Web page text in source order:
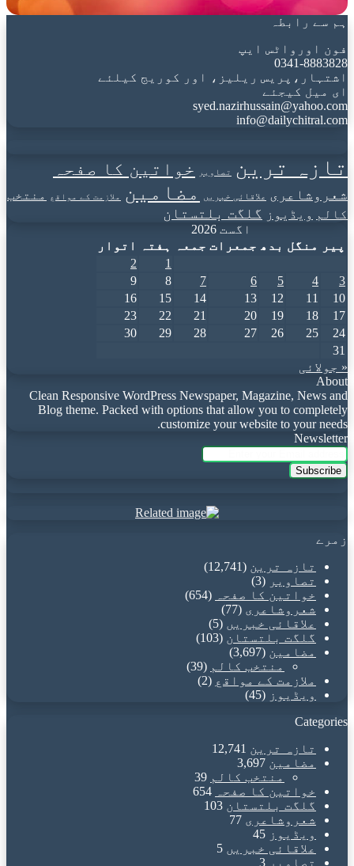
ہم سے رابطہ
فون اورواٹس ایپ
0341-8883828
اشتہار،پریس ریلیز، اور کوریج کیلئے
ای میل کیجئے
syed.nazirhussain@yahoo.com
info@dailychitral.com
تازہ ترین تصاویر خواتین کا صفحہ
شعروشاعری علاقائی خبریں مضامین ملازمت کے مواقع
منتخب
کالم ویڈیوز گلگت بلتستان
اگست 2026
پیر
منگل بدھ جمعرات جمعہ ہفتہ
اتوار
1
2
3
4
5
6
7
8
9
10
11
12
13
14
15
16
17
18
19
20
21
22
23
24
25
26
27
28
29
30
31
« جولائی
About
Clean Responsive WordPress Newspaper, Magazine, News and
Blog theme. Packed with options that allow you to completely
customize your website to your needs.
Newsletter
Enter
your
Email
زمرے
تازہ ترین (12,741)
تصاویر (3)
خواتین کا صفحہ
(654)
شعروشاعری (77)
علاقائی خبریں (5)
گلگت بلتستان (103)
مضامین (3,697)
منتخب کالم (39)
ملازمت کے مواقع (2)
ویڈیوز (45)
Categories
تازہ ترین 12,741
مضامین 3,697
منتخب کالم 39
خواتین کا صفحہ
654
گلگت بلتستان 103
شعروشاعری 77
ویڈیوز 45
علاقائی خبریں 5
تصاویر 3